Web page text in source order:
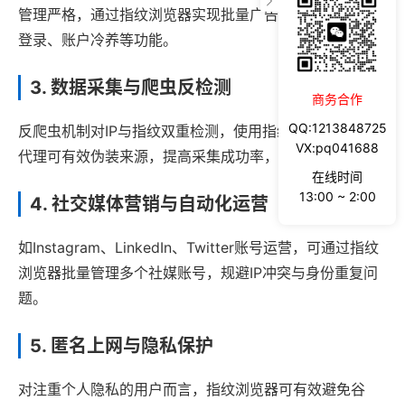
管理严格，通过指纹浏览器实现批量广告账号切换、安全
登录、账户冷养等功能。
3. 数据采集与爬虫反检测
反爬虫机制对IP与指纹双重检测，使用指纹浏览器配合IP
代理可有效伪装来源，提高采集成功率，避免被封禁。
4. 社交媒体营销与自动化运营
如Instagram、LinkedIn、Twitter账号运营，可通过指纹
浏览器批量管理多个社媒账号，规避IP冲突与身份重复问
题。
5. 匿名上网与隐私保护
对注重个人隐私的用户而言，指纹浏览器可有效避免谷
商务合作
QQ:1213848725
VX:pq041688
在线时间
13:00 ~ 2:00